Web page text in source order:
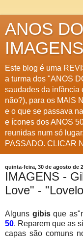
ANOS
Este blog é uma
a turma dos "ANOS
saudades da infância
não?), para os MAIS
e o que se passava
e ícones dos ANOS
reunidas num só
PASSADO. CLICAR
quinta-feira, 30 de agosto de
IMAGENS -
Love" -
Alguns gibisque
50. Reparem que as
capas são comuns